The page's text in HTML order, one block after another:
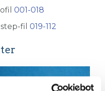
001-018
step-fil019-112